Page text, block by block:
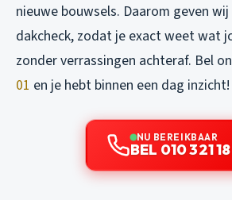
nieuwe bouwsels. Daarom geven
dakcheck, zodat je exact weet wat
zonder verrassingen achteraf. Bel
01 en je hebt binnen een dag inzicht!
NU BEREIKBAAR
BEL 010 321